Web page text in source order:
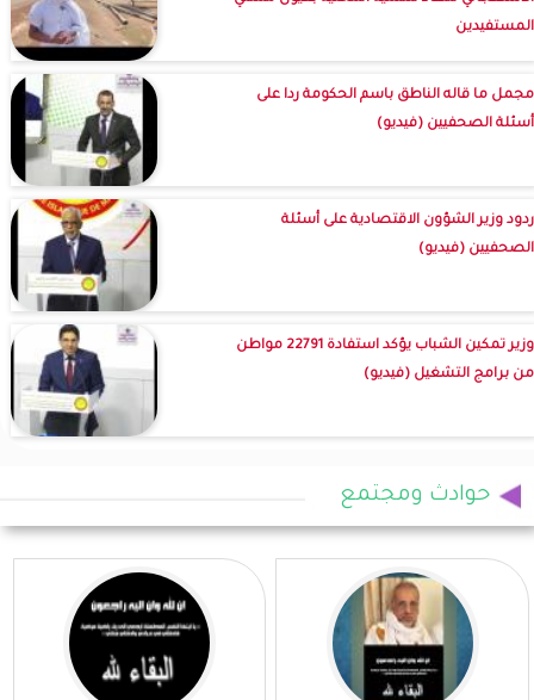
المستفيدين
مجمل ما قاله الناطق باسم الحكومة ردا على
أسئلة الصحفيين (فيديو)
ردود وزير الشؤون الاقتصادية على أسئلة
الصحفيين (فيديو)
وزير تمكين الشباب يؤكد استفادة 22791 مواطن
من برامج التشغيل (فيديو)
حوادث ومجتمع